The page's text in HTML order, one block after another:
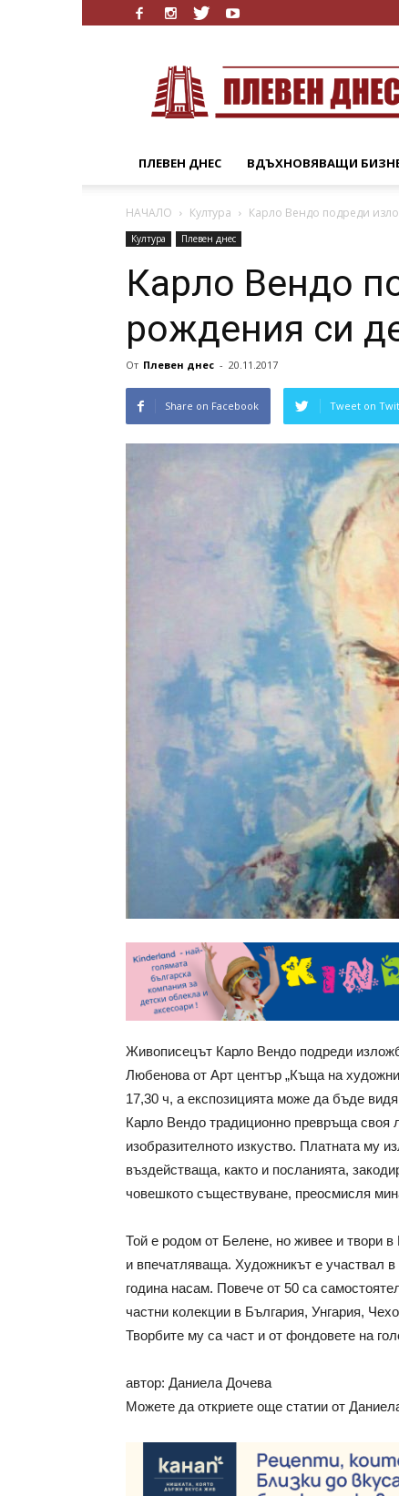
Днес
ПЛЕВЕН ДНЕС ВДЪХНОВЯВАЩИ
НАЧАЛО Култура Карло Вендо подреди
Култура Плевен днес
Карло Вендо
рождения си
От Плевен днес - 20.11.2017
Share on Facebook Tweet on
Живописецът Карло Вендо подреди
Любенова от Арт център „Къща на
17,30 ч, а експозицията може да бъде
Карло Вендо традиционно превръща своя
изобразителното изкуство. Платната му
въздействаща, както и посланията,
човешкото съществуване, преосмисля
Той е родом от Белене, но живее и твори
и впечатляваща. Художникът е участвал
година насам. Повече от 50 са
частни колекции в България, Унгария,
Творбите му са част и от фондовете на
автор: Даниела Дочева
Можете да откриете още статии от